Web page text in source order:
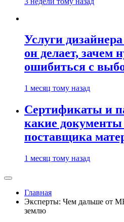
Услуги
он делает, зачем
ошибиться с
1 месяц тому назад
Сертификаты и
какие документы
поставщика
1 месяц тому назад
Главная
Эксперты: Чем дальше от
землю